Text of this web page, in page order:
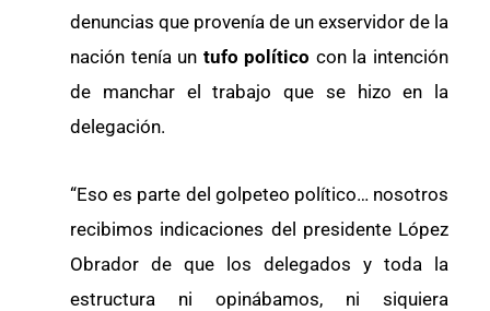
denuncias que provenía de un exservidor de la
nación tenía un tufo político con la intención
de manchar el trabajo que se hizo en la
delegación.
“Eso es parte del golpeteo político… nosotros
recibimos indicaciones del presidente López
Obrador de que los delegados y toda la
estructura ni opinábamos, ni siquiera